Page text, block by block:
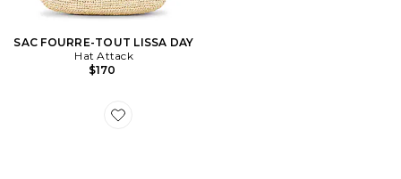
SAC FOURRE-TOUT LISSA DAY
Hat Attack
$170
Favorite POCHETTE BRADY